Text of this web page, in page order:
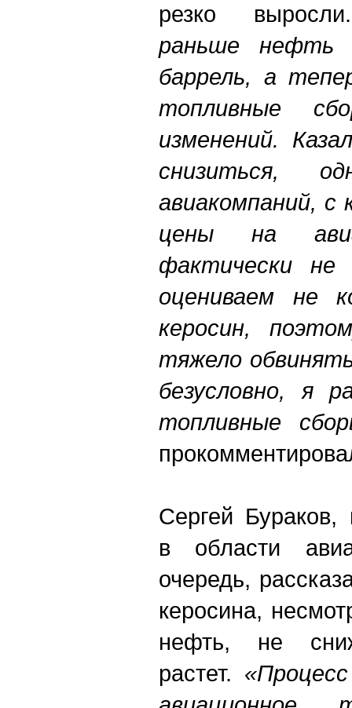
резко
раньше нефть
баррель, а
топливные
изменений.
снизиться,
авиакомпаний,
цены на
фактически
оцениваем не
керосин,
тяжело
безусловно, я
топливные
Сергей Бураков,
в области
очередь,
керосина,
нефть, не
растет.